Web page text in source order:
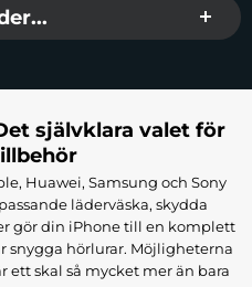
självklara valet för
Huawei, Samsung och Sony
läderväska, skydda
gör din iPhone till en komplett
hörlurar. Möjligheterna
ett skal så mycket mer än bara